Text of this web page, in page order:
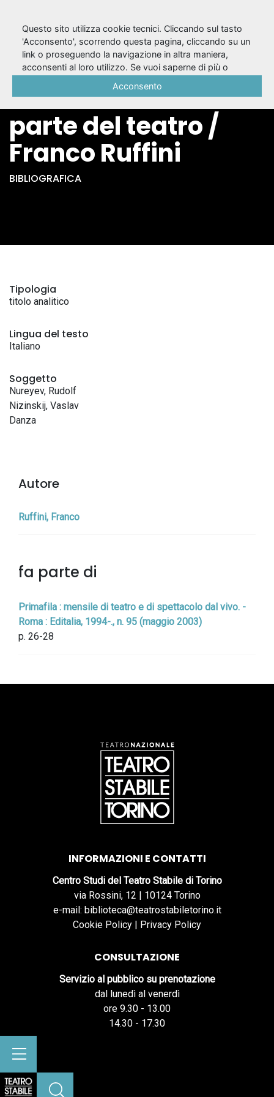
La pietà di Nureyev :
una lezione dalla
parte del teatro /
Franco Ruffini
BIBLIOGRAFICA
Tipologia
titolo analitico
Lingua del testo
Italiano
Soggetto
Nureyev, Rudolf
Nizinskij, Vaslav
Danza
Autore
Ruffini, Franco
fa parte di
Primafila : mensile di teatro e di spettacolo dal vivo. -
Roma : Editalia, 1994-., n. 95 (maggio 2003)
p. 26-28
INFORMAZIONI E CONTATTI
Centro Studi del Teatro Stabile di Torino
via Rossini, 12 | 10124 Torino
e-mail: biblioteca@teatrostabiletorino.it
Cookie Policy | Privacy Policy
CONSULTAZIONE
Servizio al pubblico su prenotazione
dal lunedì al venerdì
ore 9.30 - 13.00
14.30 - 17.30
Questo sito utilizza cookie tecnici. Cliccando sul tasto
'Acconsento', scorrendo questa pagina, cliccando su un
link o proseguendo la navigazione in altra maniera,
acconsenti al loro utilizzo. Se vuoi saperne di più o
Acconsento